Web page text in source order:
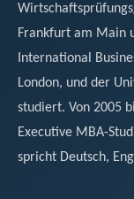
Frankfurt am Main
International
London, und der
studiert. Von 2005
Executive MBA-
spricht Deutsch,